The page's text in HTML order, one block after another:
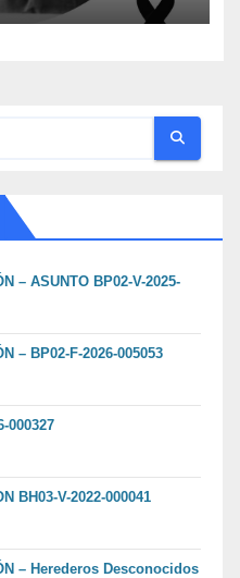
– ASUNTO BP02-V-2025-
– BP02-F-2026-005053
000327
BH03-V-2022-000041
– Herederos Desconocidos